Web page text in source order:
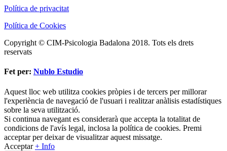
Política de privacitat
Política de Cookies
Copyright © CIM-Psicologia Badalona 2018. Tots els drets
reservats
Fet per: Nublo Estudio
Aquest lloc web utilitza cookies pròpies i de tercers per millorar
l'experiència de navegació de l'usuari i realitzar anàlisis estadístiques
sobre la seva utilització.
Si continua navegant es considerarà que accepta la totalitat de
condicions de l'avís legal, inclosa la política de cookies. Premi
acceptar per deixar de visualitzar aquest missatge.
Acceptar + Info